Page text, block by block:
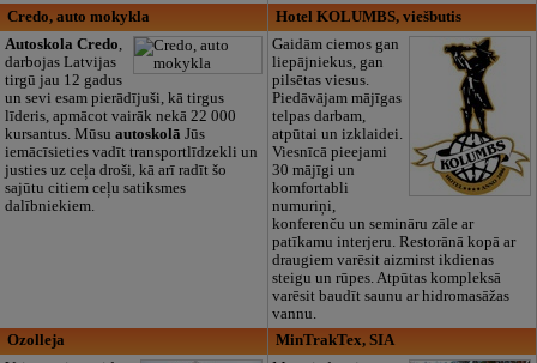
Credo, auto mokykla
Autoskola Credo
darbojas Latvijas
tirgū jau 12 gadus
un sevi esam pierādījuši, kā tirgus
līderis, apmācot vairāk nekā 22 000
kursantus. Mūsu autoskolā Jūs
iemācīsieties vadīt transportlīdzekli un
justies uz ceļa droši, kā arī radīt šo
sajūtu citiem ceļu satiksmes
dalībniekiem.
Hotel KOLUMBS, viešbutis
Gaidām ciemos gan
liepājniekus, gan
pilsētas viesus.
Piedāvājam mājīgas
telpas darbam,
atpūtai un izklaidei.
Viesnīcā pieejami
30 mājīgi un
komfortabli
numuriņi,
konferenču un semināru zāle ar
patīkamu interjeru. Restorānā kopā ar
draugiem varēsit aizmirst ikdienas
steigu un rūpes. Atpūtas kompleksā
varēsit baudīt saunu ar hidromasāžas
vannu.
Ozolleja
MinTrakTex, SIA